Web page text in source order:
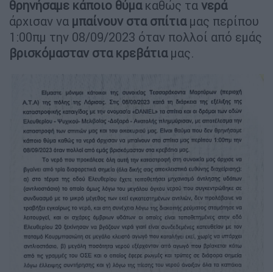
θρηνήσαμε κάποιο θύμακαθώς τα νερά
άρχισαν να μπαίνουν στα σπίτιαμας περίπου
1:00πμ την 08/09/2023 όταν πολλοί από εμάς
βρισκόμασταν στα κρεβάτιαμας.